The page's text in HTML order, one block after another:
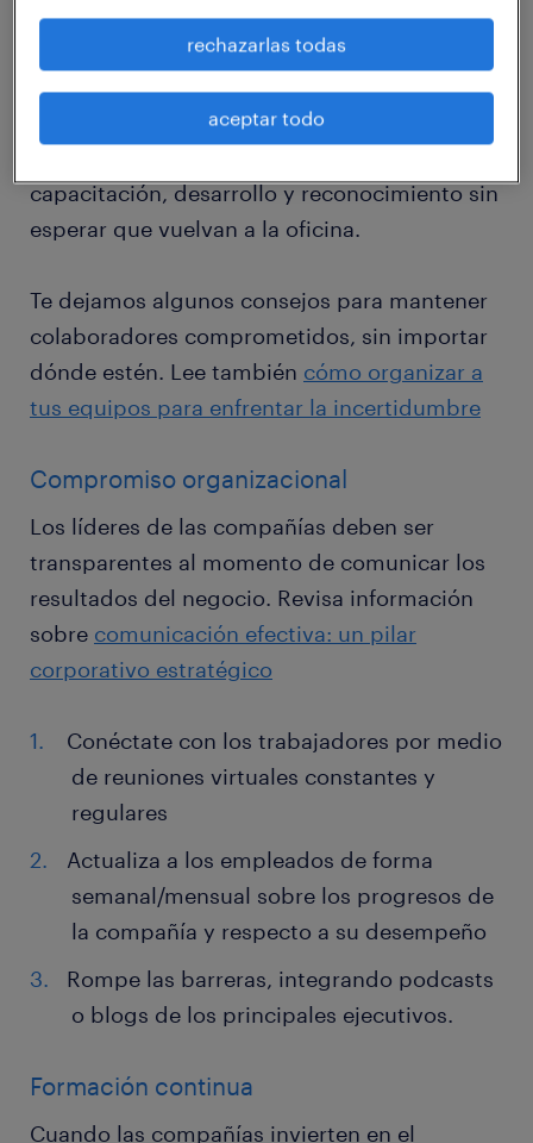
positivos independientemente de dónde se
encuentren las personas. Pero ¿pueden las
empresas adoptar home office sin perder su
cultura? Sí. Siempre y cuando mantengan
capacitación, desarrollo y reconocimiento sin
esperar que vuelvan a la oficina.
Te dejamos algunos consejos para mantener
colaboradores comprometidos, sin importar
dónde estén. Lee también cómo organizar a
tus equipos para enfrentar la incertidumbre
Compromiso organizacional
Los líderes de las compañías deben ser
transparentes al momento de comunicar los
resultados del negocio. Revisa información
sobre comunicación efectiva: un pilar
corporativo estratégico
Conéctate con los trabajadores por medio
de reuniones virtuales constantes y
regulares
Actualiza a los empleados de forma
semanal/mensual sobre los progresos de
la compañía y respecto a su desempeño
Rompe las barreras, integrando podcasts
o blogs de los principales ejecutivos.
Formación continua
Cuando las compañías invierten en el
rechazarlas todas
aceptar todo